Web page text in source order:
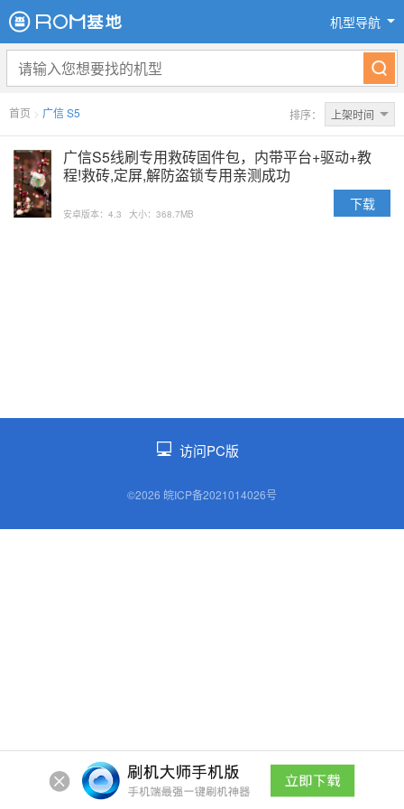
机型导航
首页 > 广信 S5 排序： 上架时间
广信S5线刷专用救砖固件包，内带平台+驱动+教
程!救砖,定屏,解防盗锁专用亲测成功
安卓版本：4.3 大小：368.7MB
下载
访问PC版
©2026 皖ICP备2021014026号